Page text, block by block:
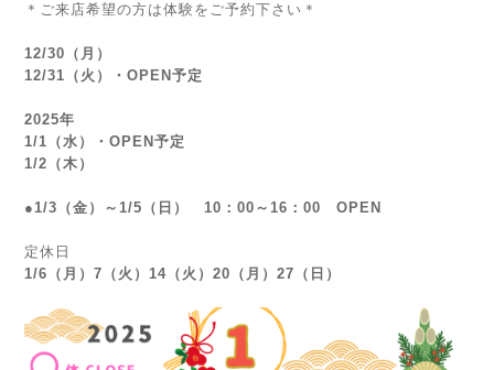
＊ご来店希望の方は体験をご予約下さい＊
12/30（月）
12/31（火）・OPEN予定
2025年
1/1（水）・OPEN予定
1/2（木）
●1/3（金）～1/5（日） 10：00～16：00 OPEN
定休日
1/6（月）7（火）14（火）20（月）27（日）